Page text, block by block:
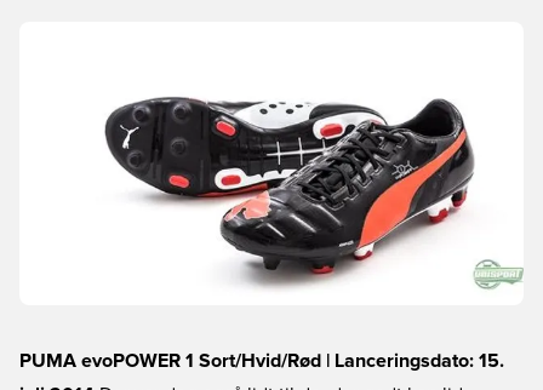
PUMA evoPOWER 1 Sort/Hvid/Rød | Lanceringsdato: 15.